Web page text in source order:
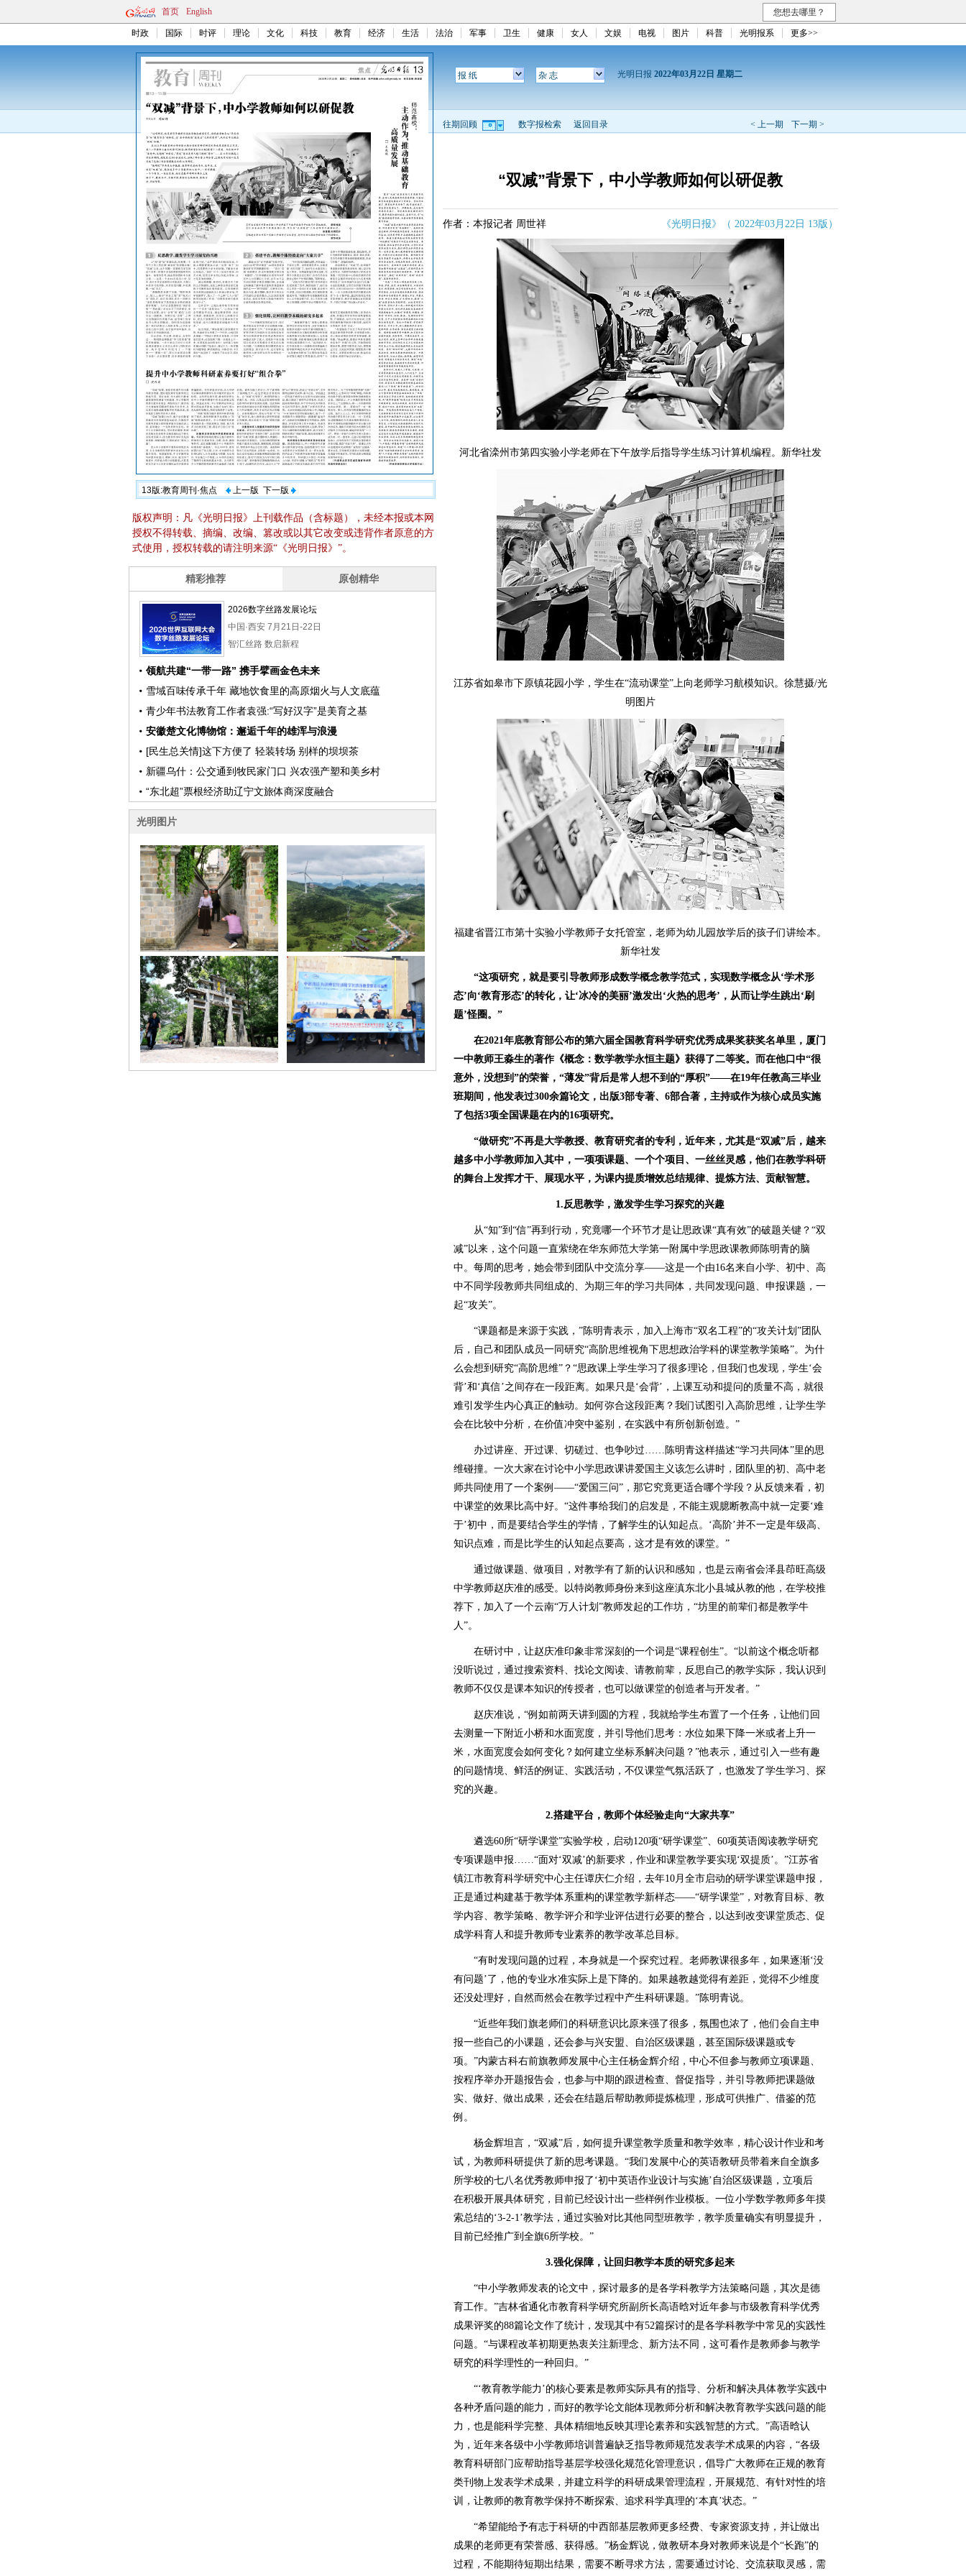
首页 English 您想去哪里？
时政 国际 时评 理论 文化 科技 教育 经济 生活 法治 军事 卫生 健康 女人 文娱 电视 图片 科普 光明报系 更多>>
13版:教育周刊·焦点 上一版 下一版
版权声明：凡《光明日报》上刊载作品（含标题），未经本报或本网
授权不得转载、摘编、改编、篡改或以其它改变或违背作者原意的方
式使用，授权转载的请注明来源“《光明日报》”。
报 纸 杂 志 光明日报 2022年03月22日 星期二
< 上一期 下一期 >
往期回顾 数字报检索 返回目录
“双减”背景下，中小学教师如何以研促教
作者：本报记者 周世祥 《光明日报》（ 2022年03月22日 13版）
河北省滦州市第四实验小学老师在下午放学后指导学生练习计算机编程。新华社发
江苏省如皋市下原镇花园小学，学生在“流动课堂”上向老师学习航模知识。徐慧摄/光
明图片
福建省晋江市第十实验小学教师子女托管室，老师为幼儿园放学后的孩子们讲绘本。
新华社发
“这项研究，就是要引导教师形成数学概念教学范式，实现数学概念从‘学术形
态’向‘教育形态’的转化，让‘冰冷的美丽’激发出‘火热的思考’，从而让学生跳出‘刷
题’怪圈。”
在2021年底教育部公布的第六届全国教育科学研究优秀成果奖获奖名单里，厦门
一中教师王淼生的著作《概念：数学教学永恒主题》获得了二等奖。而在他口中“很
意外，没想到”的荣誉，“薄发”背后是常人想不到的“厚积”——在19年任教高三毕业
班期间，他发表过300余篇论文，出版3部专著、6部合著，主持或作为核心成员实施
了包括3项全国课题在内的16项研究。
“做研究”不再是大学教授、教育研究者的专利，近年来，尤其是“双减”后，越来
越多中小学教师加入其中，一项项课题、一个个项目、一丝丝灵感，他们在教学科研
的舞台上发挥才干、展现水平，为课内提质增效总结规律、提炼方法、贡献智慧。
1.反思教学，激发学生学习探究的兴趣
从“知”到“信”再到行动，究竟哪一个环节才是让思政课“真有效”的破题关键？“双
减”以来，这个问题一直萦绕在华东师范大学第一附属中学思政课教师陈明青的脑
中。每周的思考，她会带到团队中交流分享——这是一个由16名来自小学、初中、高
中不同学段教师共同组成的、为期三年的学习共同体，共同发现问题、申报课题，一
起“攻关”。
“课题都是来源于实践，”陈明青表示，加入上海市“双名工程”的“攻关计划”团队
后，自己和团队成员一同研究“高阶思维视角下思想政治学科的课堂教学策略”。为什
么会想到研究“高阶思维”？“思政课上学生学习了很多理论，但我们也发现，学生‘会
背’和‘真信’之间存在一段距离。如果只是‘会背’，上课互动和提问的质量不高，就很
难引发学生内心真正的触动。如何弥合这段距离？我们试图引入高阶思维，让学生学
会在比较中分析，在价值冲突中鉴别，在实践中有所创新创造。”
办过讲座、开过课、切磋过、也争吵过……陈明青这样描述“学习共同体”里的思
维碰撞。一次大家在讨论中小学思政课讲爱国主义该怎么讲时，团队里的初、高中老
师共同使用了一个案例——“爱国三问”，那它究竟更适合哪个学段？从反馈来看，初
中课堂的效果比高中好。“这件事给我们的启发是，不能主观臆断教高中就一定要‘难
于’初中，而是要结合学生的学情，了解学生的认知起点。‘高阶’并不一定是年级高、
知识点难，而是比学生的认知起点要高，这才是有效的课堂。”
通过做课题、做项目，对教学有了新的认识和感知，也是云南省会泽县茚旺高级
中学教师赵庆准的感受。以特岗教师身份来到这座滇东北小县城从教的他，在学校推
荐下，加入了一个云南“万人计划”教师发起的工作坊，“坊里的前辈们都是教学牛
人”。
在研讨中，让赵庆准印象非常深刻的一个词是“课程创生”。“以前这个概念听都
没听说过，通过搜索资料、找论文阅读、请教前辈，反思自己的教学实际，我认识到
教师不仅仅是课本知识的传授者，也可以做课堂的创造者与开发者。”
赵庆准说，“例如前两天讲到圆的方程，我就给学生布置了一个任务，让他们回
去测量一下附近小桥和水面宽度，并引导他们思考：水位如果下降一米或者上升一
米，水面宽度会如何变化？如何建立坐标系解决问题？”他表示，通过引入一些有趣
的问题情境、鲜活的例证、实践活动，不仅课堂气氛活跃了，也激发了学生学习、探
究的兴趣。
2.搭建平台，教师个体经验走向“大家共享”
遴选60所“研学课堂”实验学校，启动120项“研学课堂”、60项英语阅读教学研究
专项课题申报……“面对‘双减’的新要求，作业和课堂教学要实现‘双提质’。”江苏省
镇江市教育科学研究中心主任谭庆仁介绍，去年10月全市启动的研学课堂课题申报，
正是通过构建基于教学体系重构的课堂教学新样态——“研学课堂”，对教育目标、教
学内容、教学策略、教学评介和学业评估进行必要的整合，以达到改变课堂质态、促
成学科育人和提升教师专业素养的教学改革总目标。
“有时发现问题的过程，本身就是一个探究过程。老师教课很多年，如果逐渐‘没
有问题’了，他的专业水准实际上是下降的。如果越教越觉得有差距，觉得不少维度
还没处理好，自然而然会在教学过程中产生科研课题。”陈明青说。
“近些年我们旗老师们的科研意识比原来强了很多，氛围也浓了，‍‍他们会自主申
报一些自己的小课题，还会参与兴安盟、自治区级课题，甚至国际级课题或专
项。”内蒙古科右前旗教师发展中心主任杨金辉介绍，‍‍中心不但参与教师立项课题、
按程序举办开题报告会，‍‍也参与中期的跟进检查、督促指导，并引导教师把课题做
实、做好、‍‍做出成果，还会在结题后帮助教师提炼梳理，形成可供推广、借鉴的范
例。
杨金辉坦言，“双减”后，如何提升课堂教学质量和教学效率，精心设计作业和考
试，为教师科研提供了新的思考课题。“我们发展中心的英语教研员‍‍带着来自全旗多
所学校的七八名优秀教师申报了‘初中英语作业设计与实施’自治区级课题，立项后
在‍‍积极开展具体研究，目前已经设计出一些样例作业模板。一位小学数学教师多年摸
索总结的‘3-2-1’教学法，通过实验对比其他同型班教学，教学质量确实有明显提升，
目前已经推广到全旗6所学校。”
3.强化保障，让回归教学本质的研究多起来
“中小学教师发表的论文中，探讨最多的是各学科教学方法策略问题，其次是德
育工作。”吉林省通化市教育科学研究所副所长高语晗对近年参与市级教育科学优秀
成果评奖的88篇论文作了统计，发现其中有52篇探讨的是各学科教学中常见的实践性
问题。“与课程改革初期更热衷关注新理念、新方法不同，这可看作是教师参与教学
研究的科学理性的一种回归。”
“‘教育教学能力’的核心要素是教师实际具有的指导、分析和解决具体教学实践中
各种矛盾问题的能力，而好的教学论文能体现教师分析和解决教育教学实践问题的能
力，也是能科学完整、具体精细地反映其理论素养和实践智慧的方式。”高语晗认
为，近年来各级中小学教师培训普遍缺乏指导教师规范发表学术成果的内容，“各级
教育科研部门应帮助指导基层学校强化规范化管理意识，倡导广大教师在正规的教育
类刊物上发表学术成果，并建立科学的科研成果管理流程，开展规范、有针对性的培
训，让教师的教育教学保持不断探索、追求科学真理的‘本真’状态。”
“希望能给予有志于科研的中西部基层教师更多经费、专家资源支持，并让做出
成果的老师更有荣誉感、获得感。”杨金辉说，做教研本身对教师来说是个“长跑”的
过程，不能期待短期出结果，需要不断寻求方法，需要通过讨论、交流获取灵感，需